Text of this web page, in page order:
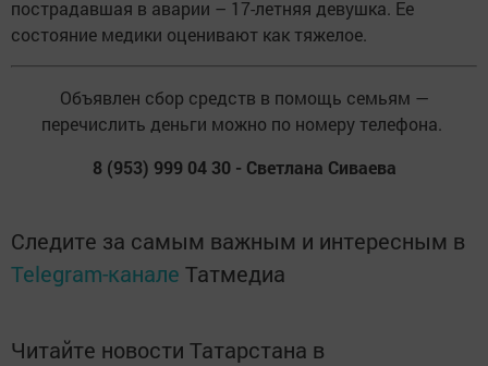
пострадавшая в аварии – 17-летняя девушка. Ее
состояние медики оценивают как тяжелое.
Объявлен сбор средств в помощь семьям —
перечислить деньги можно по номеру телефона.
8 (953) 999 04 30 - Светлана Сиваева
Следите за самым важным и интересным в
Telegram-канале Татмедиа
Читайте новости Татарстана в